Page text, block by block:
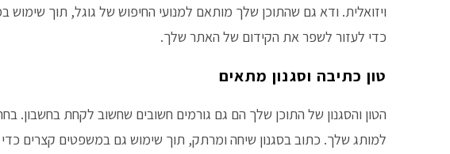
ויזואלית. ודא גם שהתוכן שלך מותאם למנועי החיפוש של גוגל, תוך שימוש
כדי לעזור לשפר את הקידום של האתר שלך.
טון כתיבה וסגנון מתאים
הטון והסגנון של התוכן שלך הם גם גורמים חשובים שחשוב לקחת בחשבון.
למותג שלך. כתוב בסגנון שיחה ומרתק, תוך שימוש גם במשפטים קצרים